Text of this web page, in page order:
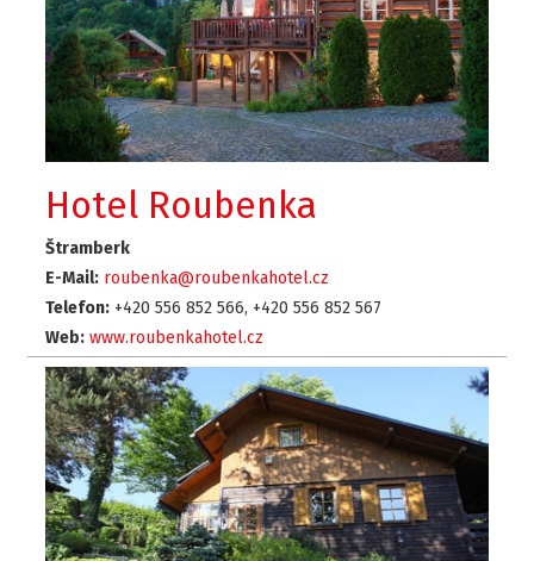
Hotel Roubenka
Štramberk
E-Mail: roubenka@roubenkahotel.cz
Telefon: +420 556 852 566, +420 556 852 567
Web: www.roubenkahotel.cz